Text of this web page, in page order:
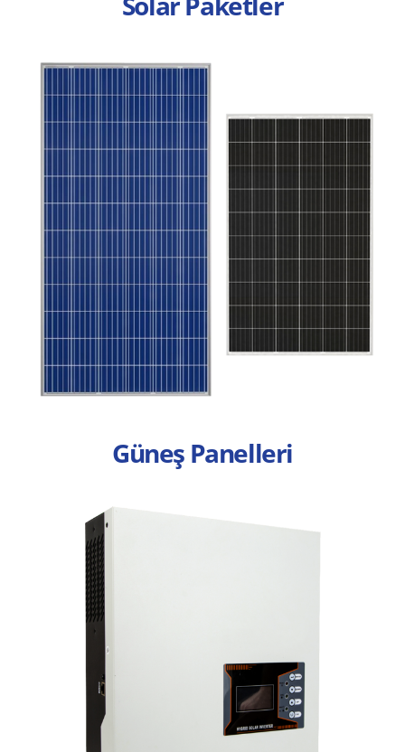
Güneş Panelleri